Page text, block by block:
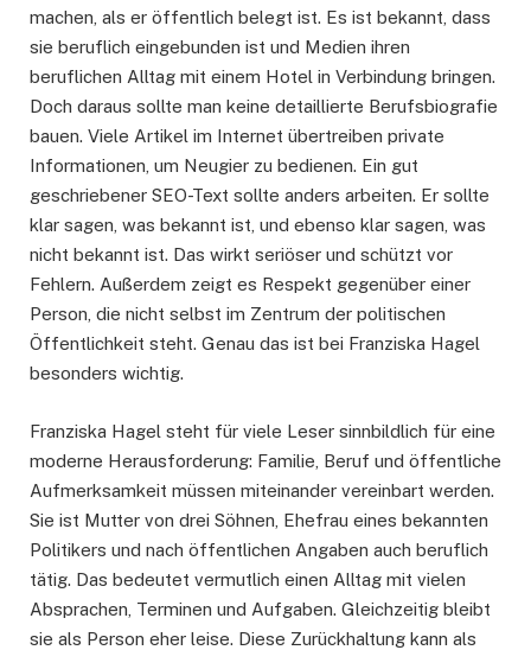
machen, als er öffentlich belegt ist. Es ist bekannt, dass
sie beruflich eingebunden ist und Medien ihren
beruflichen Alltag mit einem Hotel in Verbindung bringen.
Doch daraus sollte man keine detaillierte Berufsbiografie
bauen. Viele Artikel im Internet übertreiben private
Informationen, um Neugier zu bedienen. Ein gut
geschriebener SEO-Text sollte anders arbeiten. Er sollte
klar sagen, was bekannt ist, und ebenso klar sagen, was
nicht bekannt ist. Das wirkt seriöser und schützt vor
Fehlern. Außerdem zeigt es Respekt gegenüber einer
Person, die nicht selbst im Zentrum der politischen
Öffentlichkeit steht. Genau das ist bei Franziska Hagel
besonders wichtig.
Franziska Hagel steht für viele Leser sinnbildlich für eine
moderne Herausforderung: Familie, Beruf und öffentliche
Aufmerksamkeit müssen miteinander vereinbart werden.
Sie ist Mutter von drei Söhnen, Ehefrau eines bekannten
Politikers und nach öffentlichen Angaben auch beruflich
tätig. Das bedeutet vermutlich einen Alltag mit vielen
Absprachen, Terminen und Aufgaben. Gleichzeitig bleibt
sie als Person eher leise. Diese Zurückhaltung kann als